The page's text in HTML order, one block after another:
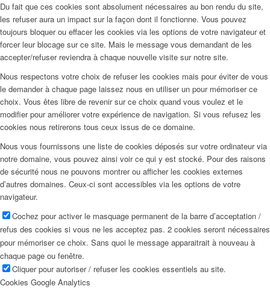
Du fait que ces cookies sont absolument nécessaires au bon rendu du site,
les refuser aura un impact sur la façon dont il fonctionne. Vous pouvez
toujours bloquer ou effacer les cookies via les options de votre navigateur et
forcer leur blocage sur ce site. Mais le message vous demandant de les
accepter/refuser reviendra à chaque nouvelle visite sur notre site.
Nous respectons votre choix de refuser les cookies mais pour éviter de vous
le demander à chaque page laissez nous en utiliser un pour mémoriser ce
choix. Vous êtes libre de revenir sur ce choix quand vous voulez et le
modifier pour améliorer votre expérience de navigation. Si vous refusez les
cookies nous retirerons tous ceux issus de ce domaine.
Nous vous fournissons une liste de cookies déposés sur votre ordinateur via
notre domaine, vous pouvez ainsi voir ce qui y est stocké. Pour des raisons
de sécurité nous ne pouvons montrer ou afficher les cookies externes
d’autres domaines. Ceux-ci sont accessibles via les options de votre
navigateur.
Cochez pour activer le masquage permanent de la barre d’acceptation /
refus des cookies si vous ne les acceptez pas. 2 cookies seront nécessaires
pour mémoriser ce choix. Sans quoi le message apparaitrait à nouveau à
chaque page ou fenêtre.
Cliquer pour autoriser / refuser les cookies essentiels au site.
Cookies Google Analytics